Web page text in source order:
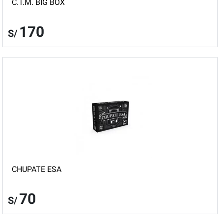
C.T.M. BIG BOX
S/ 170
CHUPATE ESA
S/70